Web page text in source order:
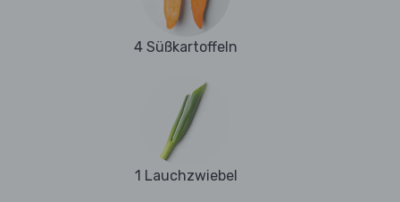
4 Süßkartoffeln
1 Lauchzwiebel